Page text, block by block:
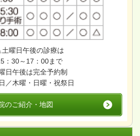
曜日午後の診療は
：30～17：00まで
日午後は完全予約制
／木曜・日曜・祝祭日
のご紹介・地図